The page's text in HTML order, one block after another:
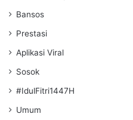
Bansos
Prestasi
Aplikasi Viral
Sosok
#IdulFitri1447H
Umum